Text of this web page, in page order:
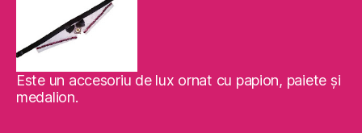
Este un accesoriu de lux ornat cu papion, paiete şi
medalion.